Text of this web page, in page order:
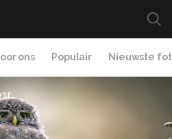
ons Populair Nieuwste